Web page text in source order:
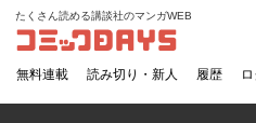
コミックDAYS
たくさん読める講談社のマンガWEB
無料連載 読み切り・新人 履歴